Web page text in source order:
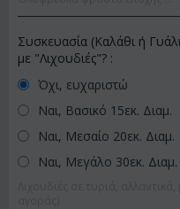
Συσκευασία (Καλάθι ή
με "Λιχουδιές"? :
Όχι, ευχαριστώ
Ναι, Βασικό 15εκ. Διαμ.
Ναι, Μεσαίο 20εκ.
Ναι, Μεγάλο 30εκ.